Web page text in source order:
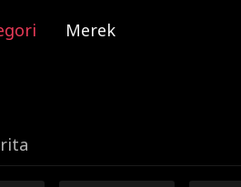
Merek